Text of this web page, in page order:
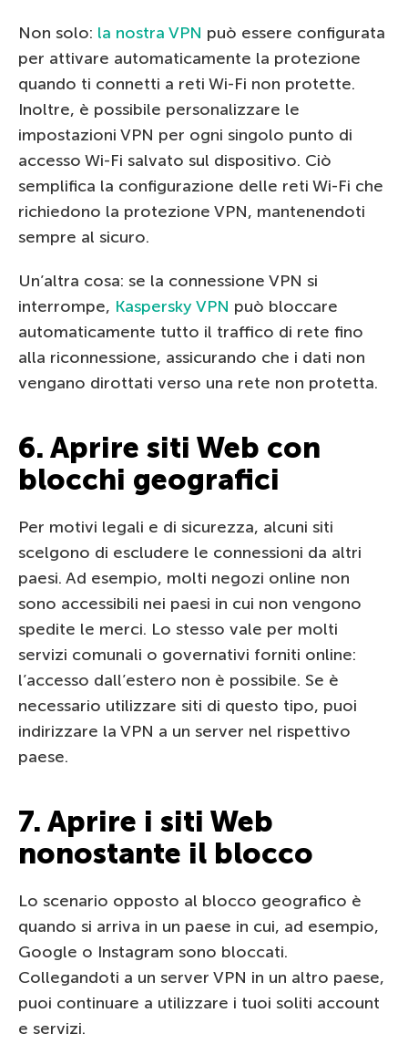
Non solo: la nostra VPN può essere configurata
per attivare automaticamente la protezione
quando ti connetti a reti Wi-Fi non protette.
Inoltre, è possibile personalizzare le
impostazioni VPN per ogni singolo punto di
accesso Wi-Fi salvato sul dispositivo. Ciò
semplifica la configurazione delle reti Wi-Fi che
richiedono la protezione VPN, mantenendoti
sempre al sicuro.
Un’altra cosa: se la connessione VPN si
interrompe, Kaspersky VPN può bloccare
automaticamente tutto il traffico di rete fino
alla riconnessione, assicurando che i dati non
vengano dirottati verso una rete non protetta.
6. Aprire siti Web con
blocchi geografici
Per motivi legali e di sicurezza, alcuni siti
scelgono di escludere le connessioni da altri
paesi. Ad esempio, molti negozi online non
sono accessibili nei paesi in cui non vengono
spedite le merci. Lo stesso vale per molti
servizi comunali o governativi forniti online:
l’accesso dall’estero non è possibile. Se è
necessario utilizzare siti di questo tipo, puoi
indirizzare la VPN a un server nel rispettivo
paese.
7. Aprire i siti Web
nonostante il blocco
Lo scenario opposto al blocco geografico è
quando si arriva in un paese in cui, ad esempio,
Google o Instagram sono bloccati.
Collegandoti a un server VPN in un altro paese,
puoi continuare a utilizzare i tuoi soliti account
e servizi.